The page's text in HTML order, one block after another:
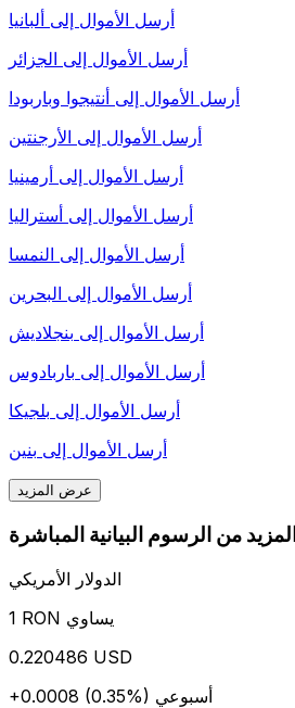
أرسل الأموال إلى ألبانيا
أرسل الأموال إلى الجزائر
أرسل الأموال إلى أنتيجوا وباربودا
أرسل الأموال إلى الأرجنتين
أرسل الأموال إلى أرمينيا
أرسل الأموال إلى أستراليا
أرسل الأموال إلى النمسا
أرسل الأموال إلى البحرين
أرسل الأموال إلى بنجلاديش
أرسل الأموال إلى باربادوس
أرسل الأموال إلى بلجيكا
أرسل الأموال إلى بنين
عرض المزيد
الدولار الأمريكي
1 RON يساوي
0.220486 USD
+0.0008 (0.35%) أسبوعي